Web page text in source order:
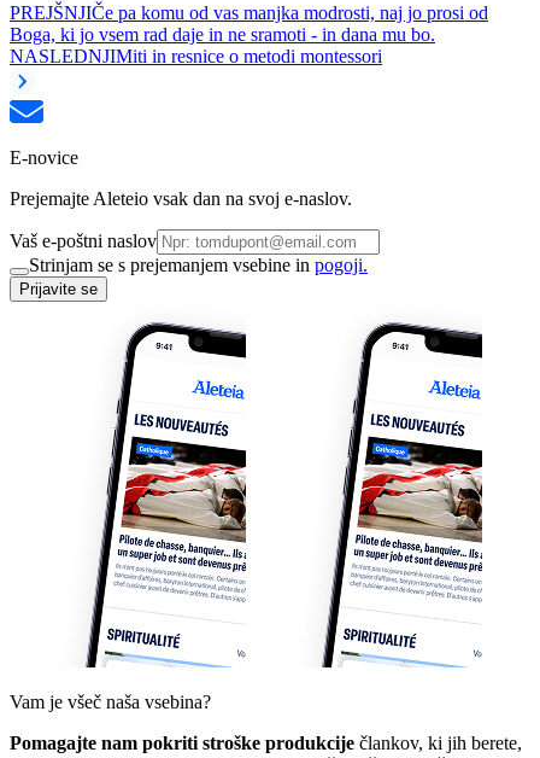
PREJŠNJIČe pa komu od vas manjka modrosti, naj jo prosi od
Boga, ki jo vsem rad daje in ne sramoti - in dana mu bo.
NASLEDNJIMiti in resnice o metodi montessori
E-novice
Prejemajte Aleteio vsak dan na svoj e-naslov.
Vaš e-poštni naslov
Strinjam se s prejemanjem vsebine in pogoji.
Prijavite se
Vam je všeč naša vsebina?
Pomagajte nam pokriti stroške produkcije člankov, ki jih berete,